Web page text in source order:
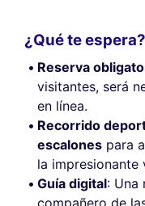
¿Qué te espera?
Reserva
visitantes, será
en línea.
Recorrido
escalones para
la impresionante
Guía digital: Una
compañero de